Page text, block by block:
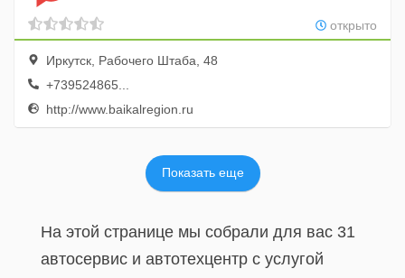
открыто
Иркутск, Рабочего Штаба, 48
+739524865...
http://www.baikalregion.ru
Показать еще
На этой странице мы собрали для вас 31
автосервис и автотехцентр с услугой